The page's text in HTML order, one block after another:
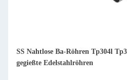
6m Kaltgezogene ASTM A249
hell gegossenem Edelstahl ASTM